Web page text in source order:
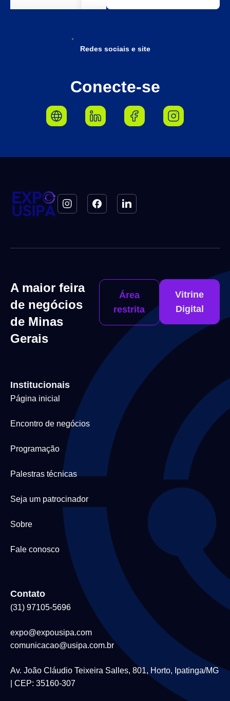
Redes sociais e site
Conecte-se
A maior feira
de negócios
de Minas
Gerais
Área
restrita
Vitrine
Digital
Institucionais
Página inicial
Encontro de negócios
Programação
Palestras técnicas
Seja um patrocinador
Sobre
Fale conosco
Contato
(31) 97105-5696
expo@expousipa.com
comunicacao@usipa.com.br
Av. João Cláudio Teixeira Salles, 801, Horto, Ipatinga/MG
| CEP: 35160-307